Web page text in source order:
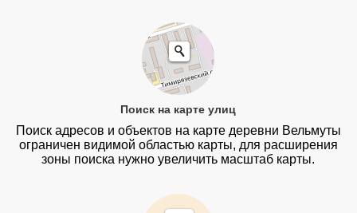
Поиск на карте улиц
Поиск адресов и объектов на карте деревни Вельмуты
ограничен видимой областью карты, для расширения
зоны поиска нужно увеличить масштаб карты.